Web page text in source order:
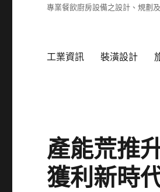
專業餐飲廚房設備之設計、規劃
工業資訊 裝潢設計
產能荒推
獲利新時